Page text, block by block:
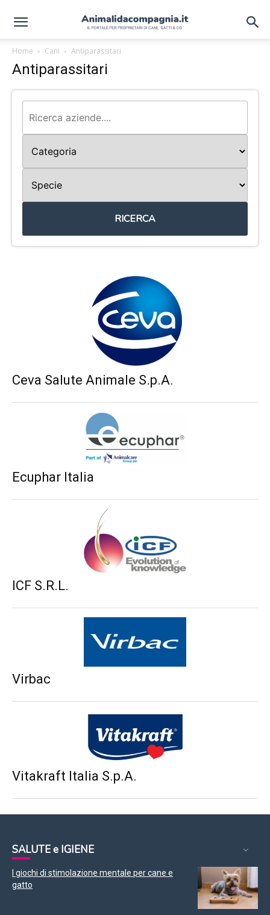
Home Cani Antiparassitari
Antiparassitari
RICERCA
Ceva Salute Animale S.p.A.
Ecuphar Italia
ICF S.R.L.
Virbac
Vitakraft Italia S.p.A.
SALUTE e IGIENE
I giochi di stimolazione mentale per cane e
gatto